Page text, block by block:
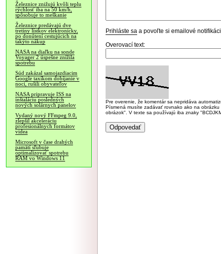
Železnice znižujú kvôli teplu
rýchlosť iba na 50 km/h,
spôsobuje to meškanie
Železnice predávajú dve
tretiny lístkov elektronicky,
po donútení cestujúcich na
takýto nákup
NASA na diaľku na sonde
Voyager 2 úspešne znížila
spotrebu
Súd zakázal samojazdiacim
Google taxíkom dobíjanie v
noci, rušili obyvateľov
NASA pripravuje ISS na
inštaláciu posledných
nových solárnych panelov
Vydaný nový FFmpeg 9.0,
zlepšil akceleráciu
profesionálnych formátov
videa
Microsoft v čase drahých
pamätí sľubuje
optimalizovať spotrebu
RAM vo Windows 11
Prihláste sa a povoľte si emailové
Overovací text:
Pre overenie, že komentár sa nepridáva
Písmená musíte zadávať rovnako ako na
obrázok". V texte sa používajú iba znaky